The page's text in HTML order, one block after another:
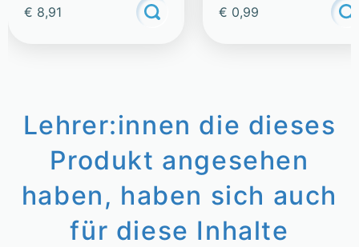
€ 8,91 € 0,99
Lehrer:innen die dieses
Produkt angesehen
haben, haben sich auch
für diese Inhalte